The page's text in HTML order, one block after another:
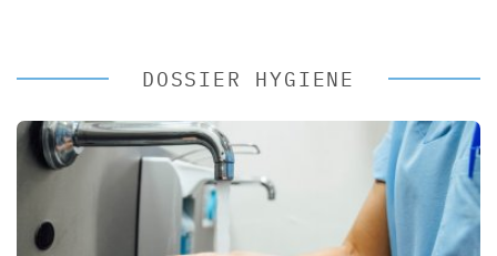
DOSSIER HYGIENE